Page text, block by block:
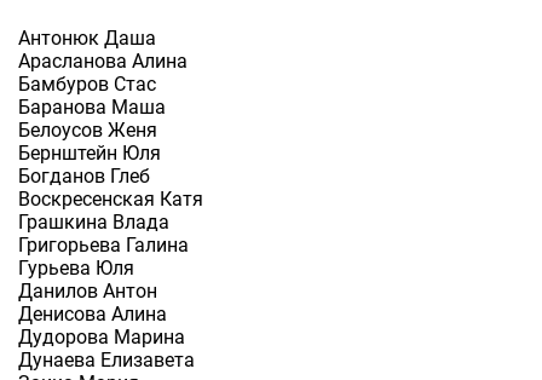
Антонюк Даша
Арасланова Алина
Бамбуров Стас
Баранова Маша
Белоусов Женя
Бернштейн Юля
Богданов Глеб
Воскресенская Катя
Грашкина Влада
Григорьева Галина
Гурьева Юля
Данилов Антон
Денисова Алина
Дудорова Марина
Дунаева Елизавета